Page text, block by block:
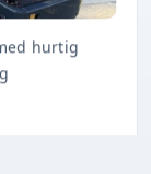
hurtig